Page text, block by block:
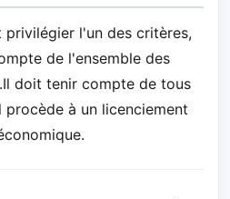
privilégier l'un des critères,
de l'ensemble des
doit tenir compte de tous
à un licenciement